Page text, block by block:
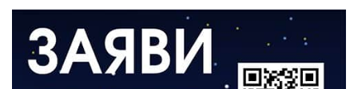
ВЛАСТЬ
День памяти и «Симфония народов»